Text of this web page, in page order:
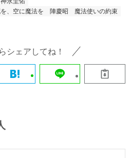
、空に魔法を
陣慶昭
魔法使いの約束
シェアしてね！